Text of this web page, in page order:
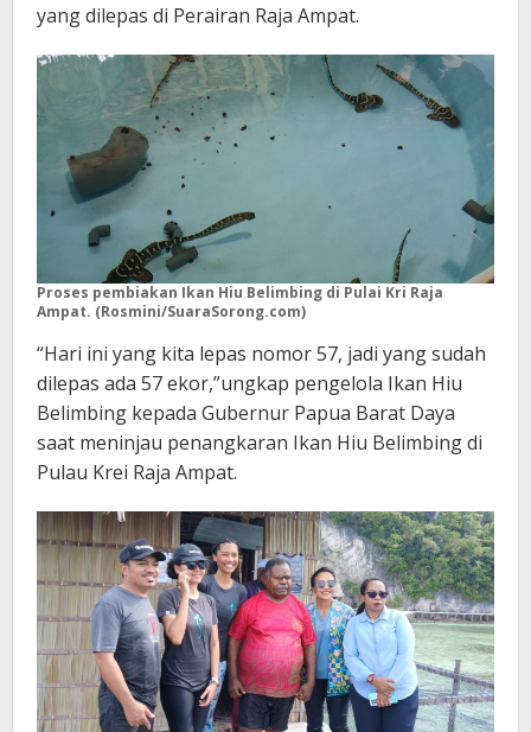
yang dilepas di Perairan Raja Ampat.
Proses pembiakan Ikan Hiu Belimbing di Pulai Kri Raja
Ampat. (Rosmini/SuaraSorong.com)
“Hari ini yang kita lepas nomor 57, jadi yang sudah
dilepas ada 57 ekor,”ungkap pengelola Ikan Hiu
Belimbing kepada Gubernur Papua Barat Daya
saat meninjau penangkaran Ikan Hiu Belimbing di
Pulau Krei Raja Ampat.